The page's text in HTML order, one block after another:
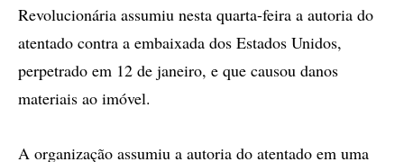
Revolucionária assumiu nesta quarta-feira a autoria do
atentado contra a embaixada dos Estados Unidos,
perpetrado em 12 de janeiro, e que causou danos
materiais ao imóvel.
A organização assumiu a autoria do atentado em uma